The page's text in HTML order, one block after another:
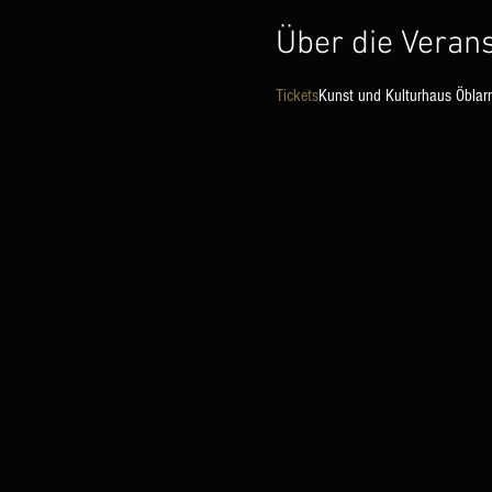
Über die
TicketsKunst und Kulturhaus